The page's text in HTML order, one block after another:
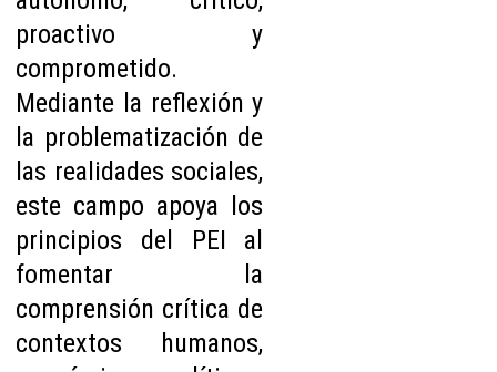
proactivo y
comprometido.
Mediante la reflexión y
la problematización de
las realidades sociales,
este campo apoya los
principios del PEI al
fomentar la
comprensión crítica de
contextos humanos,